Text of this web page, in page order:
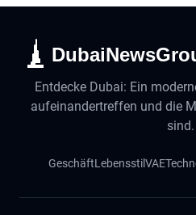
Entdecke Dubai: Ein
aufeinandertreffen und die
sind.
GeschäftLebensstilVAE